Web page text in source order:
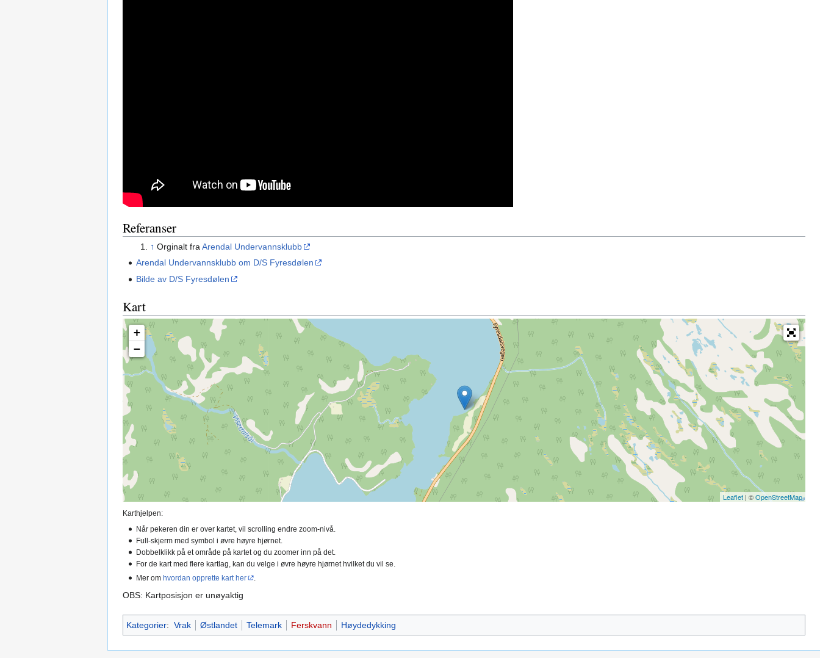
Referanser
↑ Orginalt fraArendal Undervannsklubb
Arendal Undervannsklubb om D/S Fyresdølen
Bilde av D/S Fyresdølen
Kart
+
−
Leaflet | ©OpenStreetMap
Karthjelpen:
Når pekeren din er over kartet, vil scrolling endre zoom-nivå.
Full-skjerm med symbol i øvre høyre hjørnet.
Dobbelklikk på et område på kartet og du zoomer inn på det.
For de kart med flere kartlag, kan du velge i øvre høyre hjørnet hvilket du vil se.
Mer omhvordan opprette kart her
OBS: Kartposisjon er unøyaktig
Kategorier: Vrak Østlandet Telemark Ferskvann Høydedykking